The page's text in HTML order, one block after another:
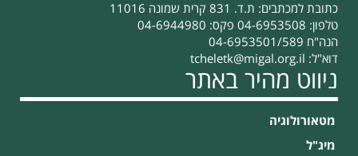
כתובת למכתבים: ת.ד. 831 קרית שמונה 11016
טלפון: 04-6953508 פקס: 04-6944980
הנה"ח 04-6953501/589
דוא"ל: tcheletk@migal.org.il
ניווט מהיר באתר
מטאורולוגיה
מיג"ל